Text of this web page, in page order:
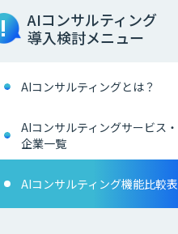
AIコンサルティング
導入検討メニュー
AIコンサルティングとは？
AIコンサルティングサービス・
企業一覧
AIコンサルティング機能比較表